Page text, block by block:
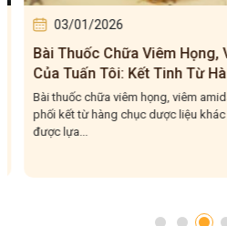
03/01/2026
Bài Thuốc Chữa Viêm Họng,
Của Tuấn Tôi: Kết Tinh Từ
Liệu Quý, CHUẨN – LÀNH –
Bài thuốc chữa viêm họng, viêm
phối kết từ hàng chục dược liệu khác
được lựa...